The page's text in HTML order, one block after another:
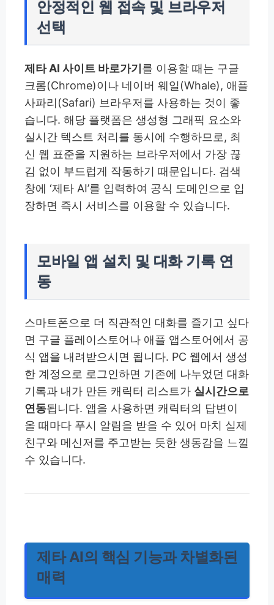
안정적인 웹 접속 및 브라우저
선택
제타 AI 사이트 바로가기 를 이용할 때는 구글
크롬(Chrome)이나 네이버 웨일(Whale), 애플
사파리(Safari) 브라우저를 사용하는 것이 좋
습니다. 해당 플랫폼은 생성형 그래픽 요소와
실시간 텍스트 처리를 동시에 수행하므로, 최
신 웹 표준을 지원하는 브라우저에서 가장 끊
김 없이 부드럽게 작동하기 때문입니다. 검색
창에 ‘제타 AI’를 입력하여 공식 도메인으로 입
장하면 즉시 서비스를 이용할 수 있습니다.
모바일 앱 설치 및 대화 기록 연
동
스마트폰으로 더 직관적인 대화를 즐기고 싶다
면 구글 플레이스토어나 애플 앱스토어에서 공
식 앱을 내려받으시면 됩니다. PC 웹에서 생성
한 계정으로 로그인하면 기존에 나누었던 대화
기록과 내가 만든 캐릭터 리스트가 실시간으로
연동됩니다. 앱을 사용하면 캐릭터의 답변이
올 때마다 푸시 알림을 받을 수 있어 마치 실제
친구와 메신저를 주고받는 듯한 생동감을 느낄
수 있습니다.
제타 AI의 핵심 기능과 차별화된
매력